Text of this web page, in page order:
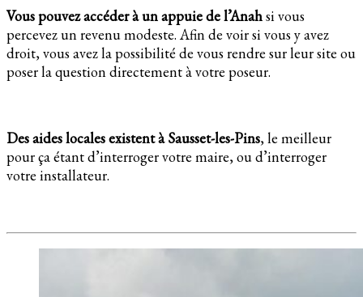
Vous pouvez accéder à un appuie de l’Anahsi vous
percevez un revenu modeste. Afin de voir si vous y avez
droit, vous avez la possibilité de vous rendre sur leur site ou
poser la question directement à votre poseur.
Des aides locales existent à Sausset-les-Pins, le meilleur
pour ça étant d’interroger votre maire, ou d’interroger
votre installateur.